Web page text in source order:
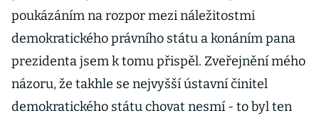
poukázáním na rozpor mezi náležitostmi
demokratického právního státu a konáním pana
prezidenta jsem k tomu přispěl. Zveřejnění mého
názoru, že takhle se nejvyšší ústavní činitel
demokratického státu chovat nesmí - to byl ten